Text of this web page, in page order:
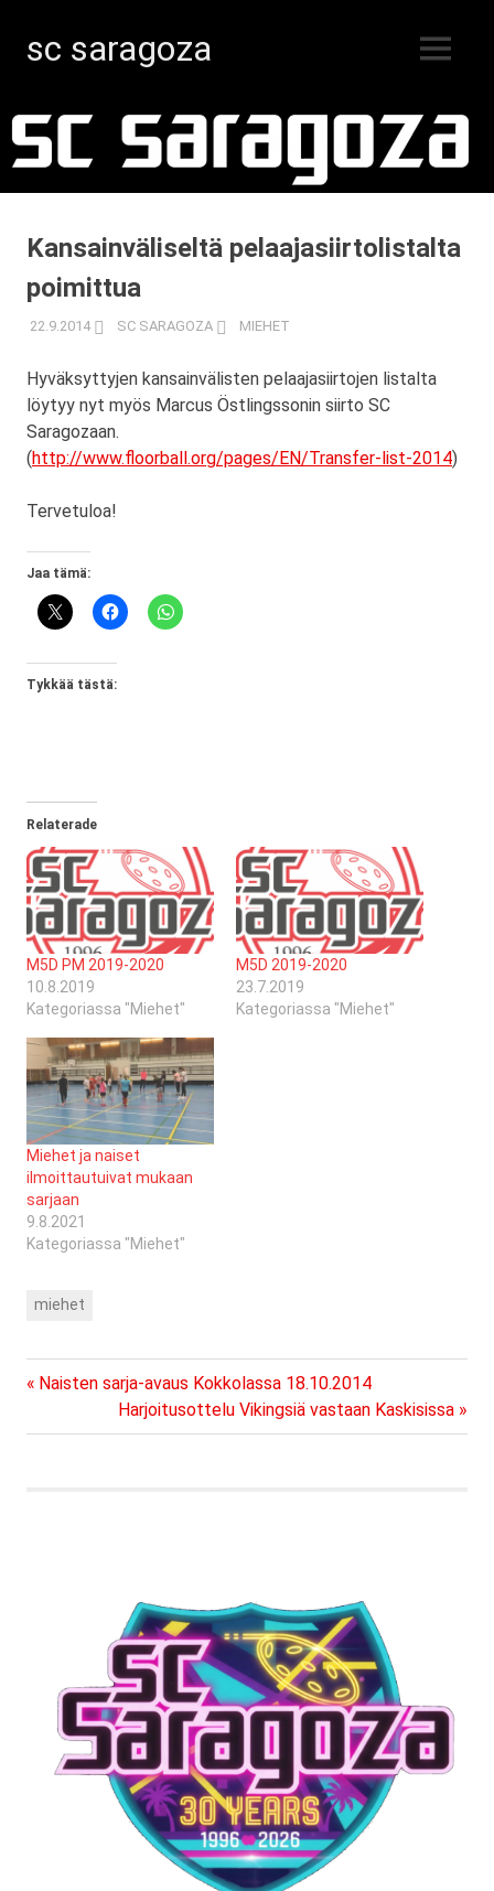
content
sc saragoza
vuodesta
1996
MENU
Kansainväliseltä pelaajasiirtolistalta
poimittua
22.9.2014 SC SARAGOZA MIEHET
Hyväksyttyjen kansainvälisten pelaajasiirtojen listalta
löytyy nyt myös Marcus Östlingssonin siirto SC
Saragozaan.
(http://www.floorball.org/pages/EN/Transfer-list-2014)
Tervetuloa!
Jaa tämä:
Tykkää tästä:
Relaterade
M5D PM 2019-2020
10.8.2019
Kategoriassa "Miehet"
M5D 2019-2020
23.7.2019
Kategoriassa "Miehet"
Miehet ja naiset
ilmoittautuivat mukaan
sarjaan
9.8.2021
Kategoriassa "Miehet"
miehet
Artikkelien
selaus
Previous
Naisten sarja-avaus Kokkolassa 18.10.2014
Next
Post:
Harjoitusottelu Vikingsiä vastaan Kaskisissa